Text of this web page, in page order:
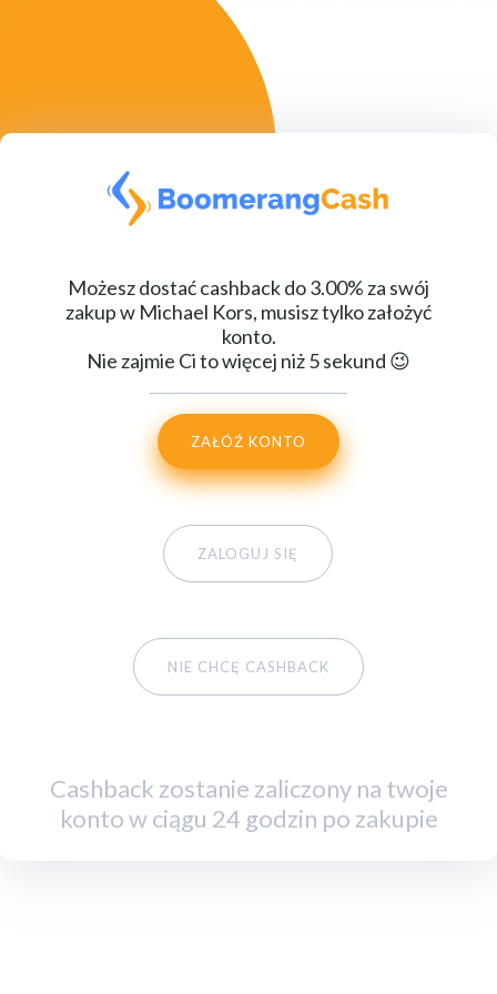
Możesz dostać cashback do 3.00% za swój
zakup w Michael Kors, musisz tylko założyć
konto.
Nie zajmie Ci to więcej niż 5 sekund 😉
ZAŁÓŹ KONTO
ZALOGUJ SIĘ
NIE CHCĘ CASHBACK
Cashback zostanie zaliczony na twoje
konto w ciągu 24 godzin po zakupie